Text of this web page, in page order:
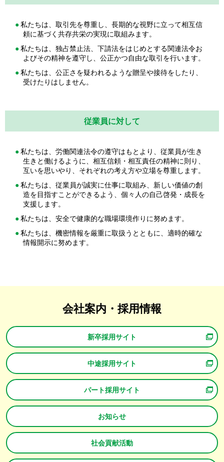
私たちは、取引先を尊重し、長期的な視野に立って相互信
頼に基づく共存共栄の実現に取組みます。
私たちは、独占禁止法、下請法をはじめとする関連法令お
よびその精神を遵守し、公正かつ自由な取引を行います。
私たちは、公正さを疑われるような贈呈や接待をしたり、
受けたりはしません。
従業員に対して
私たちは、労働関連法令の遵守はもとより、従業員が生き
生きと働けるように、相互信頼・相互責任の精神に則り、
互いを思いやり、それぞれの考え方や立場を尊重します。
私たちは、従業員が誠実に仕事に取組み、新しい価値の創
造を目指すことができるよう、個々人の自己啓発・成長を
支援します。
私たちは、安全で健康的な職場環境作りに努めます。
私たちは、機密情報を厳重に取扱うとともに、適時的確な
情報開示に努めます。
会社案内・採用情報
新卒採用サイト
中途採用サイト
パート採用サイト
お知らせ
社会貢献活動